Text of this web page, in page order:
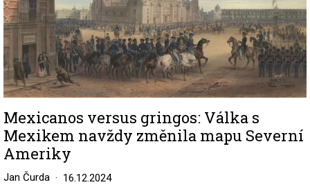
Mexicanos versus gringos: Válka s
Mexikem navždy změnila mapu Severní
Ameriky
Jan Čurda 16.12.2024